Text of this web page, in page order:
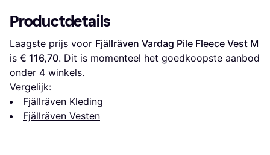
Productdetails
Laagste prijs voor Fjällräven Vardag Pile Fleece Vest M
is € 116,70. Dit is momenteel het goedkoopste aanbod
onder 4 winkels.
Vergelijk:
Fjällräven Kleding
Fjällräven Vesten